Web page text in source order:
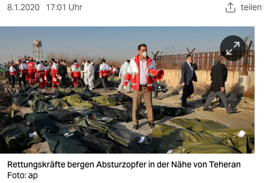
sport
berlin
nord
wahrheit
verlag
verlag
8.1.2020 17:01 Uhr teilen
Rettungskräfte bergen Absturzopfer in der Nähe von Teheran
Foto: ap